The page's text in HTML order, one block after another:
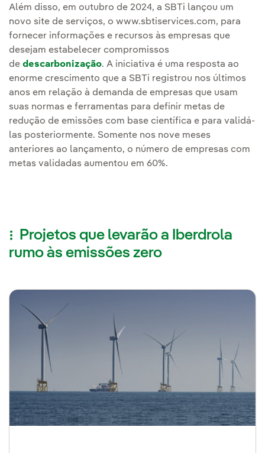
Além disso, em outubro de 2024, a SBTi lançou um
novo site de serviços, o www.sbtiservices.com, para
fornecer informações e recursos às empresas que
desejam estabelecer compromissos
de descarbonização. A iniciativa é uma resposta ao
enorme crescimento que a SBTi registrou nos últimos
anos em relação à demanda de empresas que usam
suas normas e ferramentas para definir metas de
redução de emissões com base científica e para validá-
las posteriormente. Somente nos nove meses
anteriores ao lançamento, o número de empresas com
metas validadas aumentou em 60%.
Projetos que levarão a Iberdrola
rumo às emissões zero